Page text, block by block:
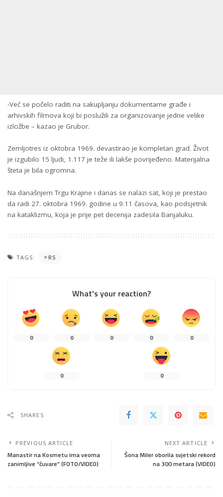
-Već se počelo raditi na sakupljanju dokumentarne građe i
arhivskih filmova koji bi poslužili za organizovanje jedne velike
izložbe – kazao je Grubor.
Zemljotres iz oktobra 1969. devastirao je kompletan grad. Život
je izgubilo 15 ljudi, 1.117 je teže ili lakše povrijeđeno. Materijalna
šteta je bila ogromna.
Na današnjem Trgu Krajine i danas se nalazi sat, koji je prestao
da radi 27. oktobra 1969. godine u 9.11 časova, kao podsjetnik
na kataklizmu, koja je prije pet decenija zadesila Banjaluku.
TAGS: RS
What's your reaction?
0 0 0 0 0
0 0
SHARES
PREVIOUS ARTICLE
Manastir na Kosmetu ima veoma
zanimljive “čuvare” (FOTO/VIDEO)
NEXT ARTICLE
Šona Miler oborila svjetski rekord
na 300 metara (VIDEO)